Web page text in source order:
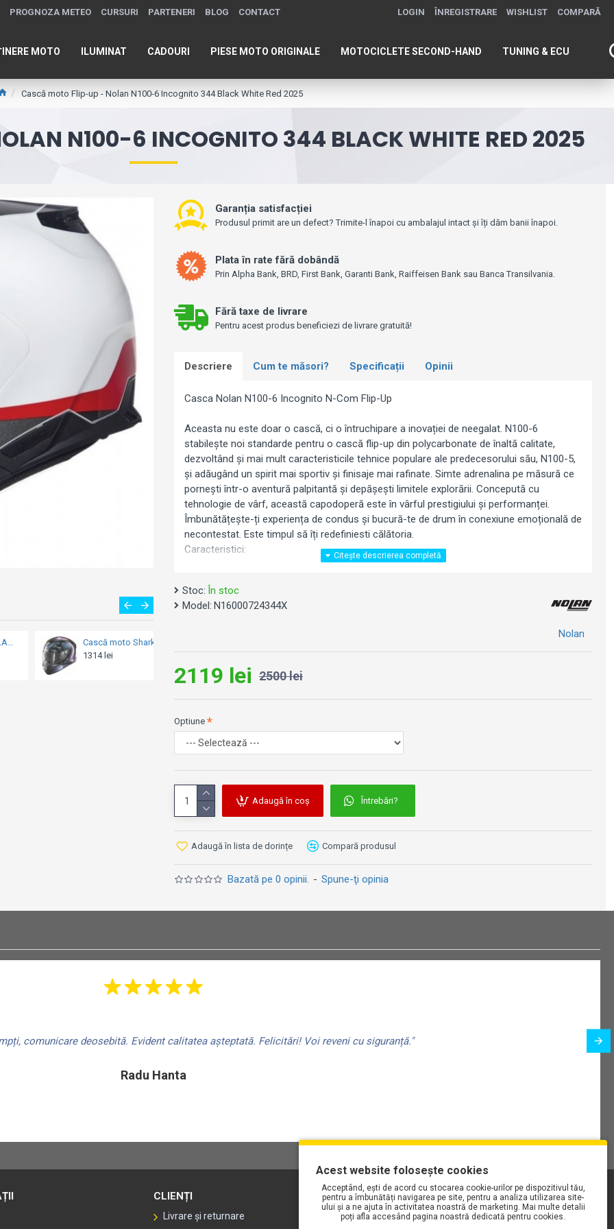
PROGNOZA METEO CURSURI PARTENERI BLOG CONTACT LOGIN ÎNREGISTRARE WISHLIST COMPARĂ
MOTO ILUMINAT CADOURI PIESE MOTO ORIGINALE MOTOCICLETE SECOND-HAND TUNING & ECU
Cască moto Flip-up - Nolan N100-6 Incognito 344 Black White Red 2025
N100-6 INCOGNITO 344 BLACK WHITE RED 2025
Cască moto Shark Skwal 2.2 Venger - Black/Blue/Purple
1314 lei
1214 lei
299 lei
249 lei
Fără taxe de livrare
Pentru acest produs beneficiezi de livrare gratuită!
Garanția satisfacției
Produsul primit are un defect? Trimite-l înapoi cu ambalajul intact și îți dăm banii înapoi.
Plata în rate fără dobândă
Prin Alpha Bank, BRD, First Bank, Garanti Bank, Raiffeisen Bank sau Banca Transilvania.
Descriere Cum te măsori? Specificații Opinii
Casca Nolan N100-6 Incognito N-Com Flip-Up
Aceasta nu este doar o cască, ci o întruchipare a inovației de neegalat. N100-6
stabilește noi standarde pentru o cască flip-up din polycarbonate de înaltă calitate,
dezvoltând și mai mult caracteristicile tehnice populare ale predecesorului său, N100-5,
și adăugând un spirit mai sportiv și finisaje mai rafinate. Simte adrenalina pe măsură ce
pornești într-o aventură palpitantă și depășești limitele explorării. Concepută cu
tehnologie de vârf, această capodoperă este în vârful prestigiului și performanței.
Îmbunătățește-ți experiența de condus și bucură-te de drum în conexiune emoțională de
necontestat. Este timpul să îți redefiniesti călătoria.
Caracteristici:
Sistem de deschidere a protecției bărbiei cu acțiune dublă
Vizieră ultra-largă, cu strat anti-zgârietură
Vizieră solară VPS, rezistentă la zgârieturi, cu protector UV-400 și strat anti-aburire
Captuseală cu structură de plasă și LPC - Controlul poziționării captuselii
Rotire protecție bărbie cu traiectorie eliptică
Stifturi reglabile pentru Pinlock
Perne laterale detașabile, modelate 3D, pentru confort îmbunătățit
Curele pentru bărbie integrate în pernele laterale
Funda de barbie
Pregătită pentru ESS III (Semnalizare Stop de Urgență)
Specificații:
Omologare: P / J
Material: Polycarbonate Lexan™
Greutate: 1.650 g +/- 50 g (mărimea M)
Certificare: ECE 22.06
N-Com B902L R Series
ESS III
Mărimi:
S - 56 cm
L - 60 cm
XL - 62 cm
Stoc: În stoc
Model: N16000724344X
Nolan
Bazată pe 0 opinii. - Spune-ţi opinia
2119 lei 2500 lei
Optiune
Adaugă în coș Întrebări?
Adaugă în lista de dorințe Compară produsul
comunicare deosebită. Evident calitatea așteptată. Felicitări! Voi reveni cu siguranță."
Radu Hanta
CLIENȚI
Livrare și returnare
PLAYLIST-UL WORK MOTORS PE SPOTIFY
Acest website folosește cookies
Acceptând, ești de acord cu stocarea cookie-urilor pe dispozitivul tău,
pentru a îmbunătăți navigarea pe site, pentru a analiza utilizarea site-
ului și a ne ajuta în activitatea noastră de marketing. Mai multe detalii
poți afla accesând pagina noastră dedicată pentru cookies.